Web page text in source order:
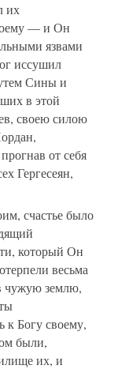
их
— и Он
язвами
иссушил
Сины и
в этой
своею силою
от себя
Гергесеян,
счастье было
который Он
весьма
чужую землю,
Богу своему,
были,
их, и